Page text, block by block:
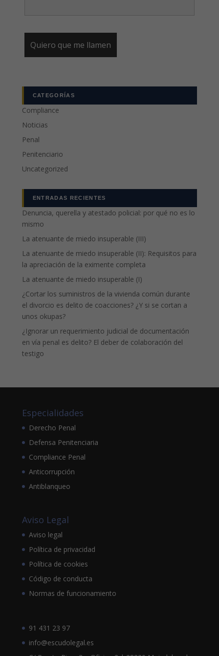
CATEGORÍAS
Compliance
Noticias
Penal
Penitenciario
Uncategorized
ENTRADAS RECIENTES
Denuncia, querella y atestado policial: por qué no es lo
mismo
La atenuante de miedo insuperable (III)
La atenuante de miedo insuperable (II): Requisitos para
la apreciación de la eximente completa
La atenuante de miedo insuperable (I)
¿Cortar los suministros de la vivienda común durante
el divorcio es delito de coacciones? ¿Y si se cortan a
unos okupas?
¿Ignorar un requerimiento judicial de documentación
en vía penal es delito? El deber de colaboración del
testigo
Especialidades
Derecho Penal
Defensa Penitenciaria
Compliance Penal
Anticorrupción
Antiblanqueo
Aviso Legal
Aviso legal
Política de privacidad
Política de cookies
Código de conducta
Normas de funcionamiento
91 431 23 97
info@escudolegal.es